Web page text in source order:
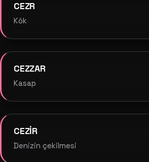
CEZR
Kök
CEZZAR
Kasap
CEZİR
Denizin çekilmesi